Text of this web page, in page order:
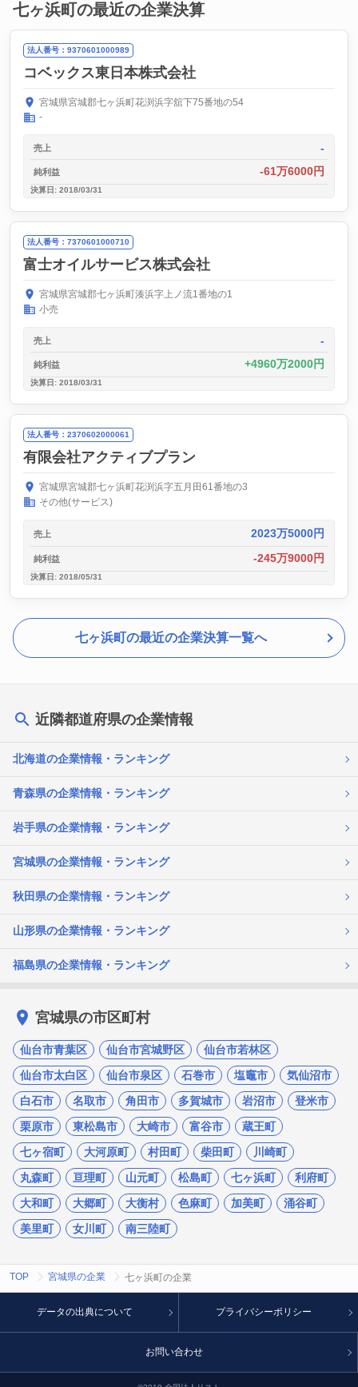
七ヶ浜町の最近の企業決算
法人番号：9370601000989
コベックス東日本株式会社
宮城県宮城郡七ヶ浜町花渕浜字舘下75番地の54
-
売上 -
純利益 -61万6000円
決算日: 2018/03/31
法人番号：7370601000710
富士オイルサービス株式会社
宮城県宮城郡七ヶ浜町湊浜字上ノ流1番地の1
小売
売上 -
純利益 4960万2000円
決算日: 2018/03/31
法人番号：2370602000061
有限会社アクティブプラン
宮城県宮城郡七ヶ浜町花渕浜字五月田61番地の3
その他(サービス)
売上 2023万5000円
純利益 -245万9000円
決算日: 2018/05/31
七ヶ浜町の最近の企業決算一覧へ
近隣都道府県の企業情報
北海道の企業情報・ランキング
青森県の企業情報・ランキング
岩手県の企業情報・ランキング
宮城県の企業情報・ランキング
秋田県の企業情報・ランキング
山形県の企業情報・ランキング
福島県の企業情報・ランキング
宮城県の市区町村
仙台市青葉区 仙台市宮城野区
仙台市若林区
仙台市太白区
仙台市泉区 石巻市 塩竈市
気仙沼市
白石市
名取市 角田市 多賀城市 岩沼市
登米市
栗原市
東松島市 大崎市 富谷市
蔵王町
七ヶ宿町
大河原町 村田町 柴田町
川崎町
丸森町
亘理町 山元町 松島町 七ヶ浜町
利府町
大和町
大郷町 大衡村 色麻町 加美町
涌谷町
美里町
女川町 南三陸町
TOP 宮城県の企業 七ヶ浜町の企業
データの出典について プライバシーポリシー
お問い合わせ